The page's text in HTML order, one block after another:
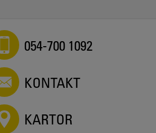
054-700 1092
KONTAKT
KARTOR